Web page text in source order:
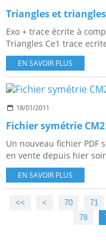
Triangles et
Exo + trace écrite à
Triangles Ce1 trace
EN SAVOIR PLUS
18/01/2011
Fichier symétrie CM2
Un nouveau fichier PDF
en vente depuis hier
EN SAVOIR PLUS
<< < 10
20
30
40
50
60
70 71
78